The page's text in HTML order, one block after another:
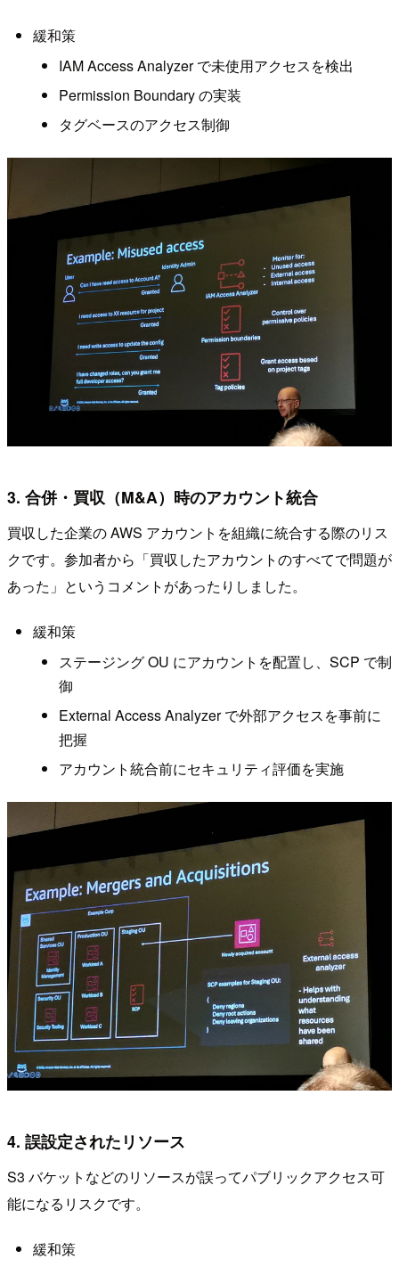
緩和策
IAM Access Analyzer で未使用アクセスを検出
Permission Boundary の実装
タグベースのアクセス制御
3. 合併・買収（M&A）時のアカウント統合
買収した企業の AWS アカウントを組織に統合する際のリス
クです。参加者から「買収したアカウントのすべてで問題が
あった」というコメントがあったりしました。
緩和策
ステージング OU にアカウントを配置し、SCP で制
御
External Access Analyzer で外部アクセスを事前に
把握
アカウント統合前にセキュリティ評価を実施
4. 誤設定されたリソース
S3 バケットなどのリソースが誤ってパブリックアクセス可
能になるリスクです。
緩和策